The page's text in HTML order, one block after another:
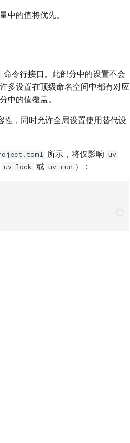
中的值将优先。
命令行接口。此部分中的设置不会
多设置在顶级命名空间中都有对应
中的值覆盖。
性，同时允许全局设置使用替代设
所示，将仅影响 uv
uv lock 或 uv run ）：